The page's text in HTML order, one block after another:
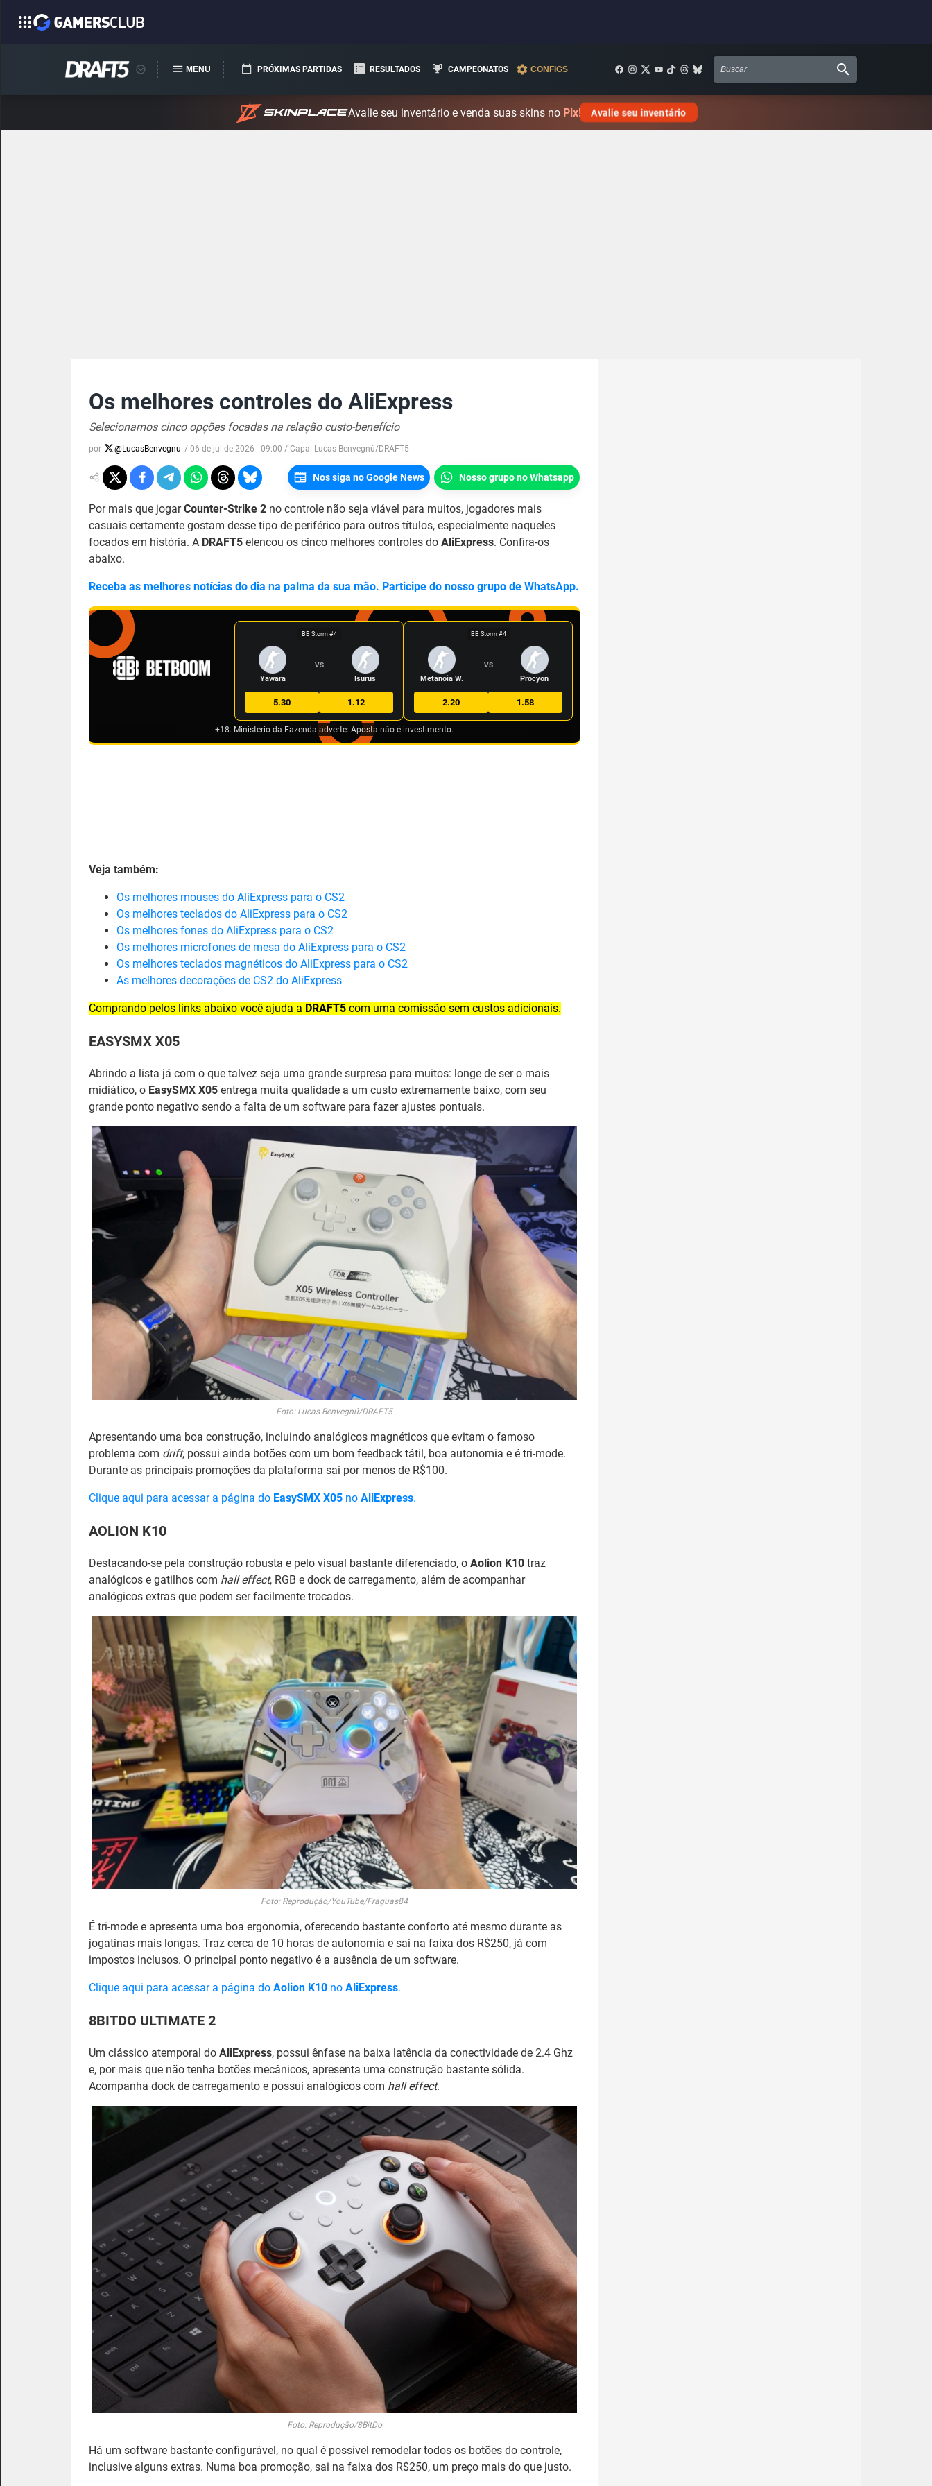
MENU PRÓXIMAS PARTIDAS RESULTADOS CAMPEONATOS CONFIGS
Avalie seu inventário e venda suas skins no Pix! Avalie seu inventário
Os melhores controles do AliExpress
Selecionamos cinco opções focadas na relação custo-benefício
por @LucasBenvegnu / 06 de jul de 2026 - 09:00 / Capa: Lucas Benvegnú/DRAFT5
Nos siga no Google News Nosso grupo no Whatsapp
Por mais que jogarCounter-Strike 2 no controle não seja viável para muitos, jogadores mais
casuais certamente gostam desse tipo de periférico para outros títulos, especialmente naqueles
focados em história. A DRAFT5 elencou os cinco melhores controles do AliExpress. Confira-os
abaixo.
Receba as melhores notícias do dia na palma da sua mão. Participe do nosso grupo de WhatsApp.
BB Storm #4
Yawara
VS
Isurus
5.30 1.12
BB Storm #4
Metanoia W.
VS
Procyon
2.20 1.58
+18. Ministério da Fazenda adverte: Aposta não é investimento.
Veja também:
Os melhores mouses do AliExpress para o CS2
Os melhores teclados do AliExpress para o CS2
Os melhores fones do AliExpress para o CS2
Os melhores microfones de mesa do AliExpress para o CS2
Os melhores teclados magnéticos do AliExpress para o CS2
As melhores decorações de CS2 do AliExpress
Comprando pelos links abaixo você ajuda a DRAFT5 com uma comissão sem custos adicionais.
EASYSMX X05
Abrindo a lista já com o que talvez seja uma grande surpresa para muitos: longe de ser o mais
midiático, o EasySMX X05 entrega muita qualidade a um custo extremamente baixo, com seu
grande ponto negativo sendo a falta de um software para fazer ajustes pontuais.
Foto: Lucas Benvegnú/DRAFT5
Apresentando uma boa construção, incluindo analógicos magnéticos que evitam o famoso
problema com drift, possui ainda botões com um bom feedback tátil, boa autonomia e é tri-mode.
Durante as principais promoções da plataforma sai por menos de R$100.
Clique aqui para acessar a página do EasySMX X05 no AliExpress.
AOLION K10
Destacando-se pela construção robusta e pelo visual bastante diferenciado, o Aolion K10 traz
analógicos e gatilhos com hall effect, RGB e dock de carregamento, além de acompanhar
analógicos extras que podem ser facilmente trocados.
Foto: Reprodução/YouTube/Fraguas84
É tri-mode e apresenta uma boa ergonomia, oferecendo bastante conforto até mesmo durante as
jogatinas mais longas. Traz cerca de 10 horas de autonomia e sai na faixa dos R$250, já com
impostos inclusos. O principal ponto negativo é a ausência de um software.
Clique aqui para acessar a página do Aolion K10 no AliExpress.
8BITDO ULTIMATE 2
Um clássico atemporal do AliExpress, possui ênfase na baixa latência da conectividade de 2.4 Ghz
e, por mais que não tenha botões mecânicos, apresenta uma construção bastante sólida.
Acompanha dock de carregamento e possui analógicos com hall effect.
Foto: Reprodução/8BitDo
Há um software bastante configurável, no qual é possível remodelar todos os botões do controle,
inclusive alguns extras. Numa boa promoção, sai na faixa dos R$250, um preço mais do que justo.